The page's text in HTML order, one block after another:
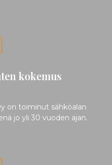
kokemus
on toiminut sähköalan
jo yli 30 vuoden ajan.